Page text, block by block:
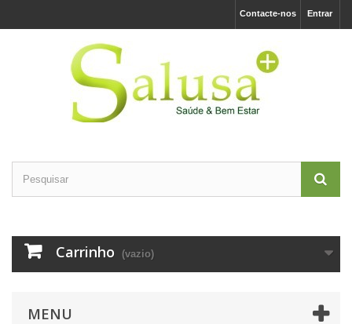
Entrar
Contacte-nos
Carrinho (vazio)
MENU